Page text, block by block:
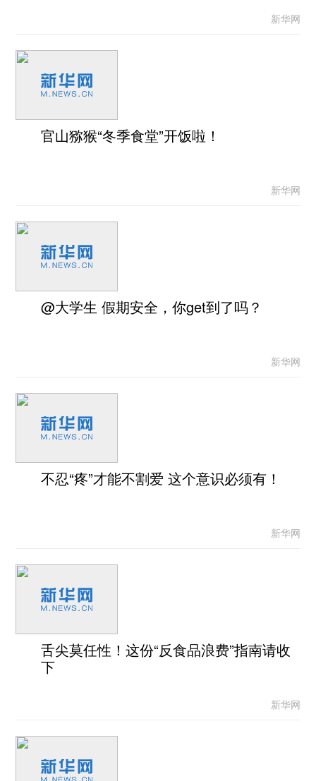
新华网
官山猕猴“冬季食堂”开饭啦！
新华网
@大学生 假期安全，你get到了吗？
新华网
不忍“疼”才能不割爱 这个意识必须有！
新华网
舌尖莫任性！这份“反食品浪费”指南请收
下
新华网